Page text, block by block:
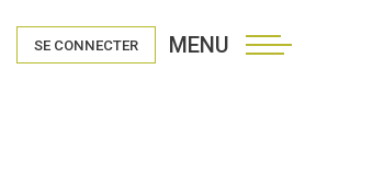
SE CONNECTER MENU